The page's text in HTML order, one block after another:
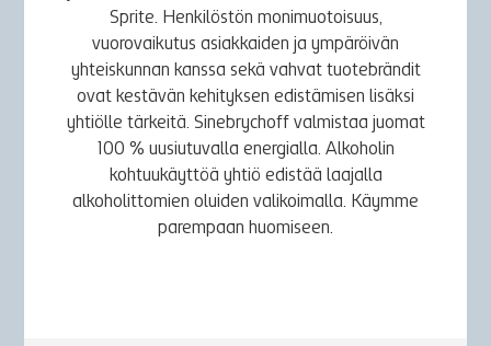
Sprite. Henkilöstön monimuotoisuus,
vuorovaikutus asiakkaiden ja ympäröivän
yhteiskunnan kanssa sekä vahvat tuotebrändit
ovat kestävän kehityksen edistämisen lisäksi
yhtiölle tärkeitä. Sinebrychoff valmistaa juomat
100 % uusiutuvalla energialla. Alkoholin
kohtuukäyttöä yhtiö edistää laajalla
alkoholittomien oluiden valikoimalla. Käymme
parempaan huomiseen.